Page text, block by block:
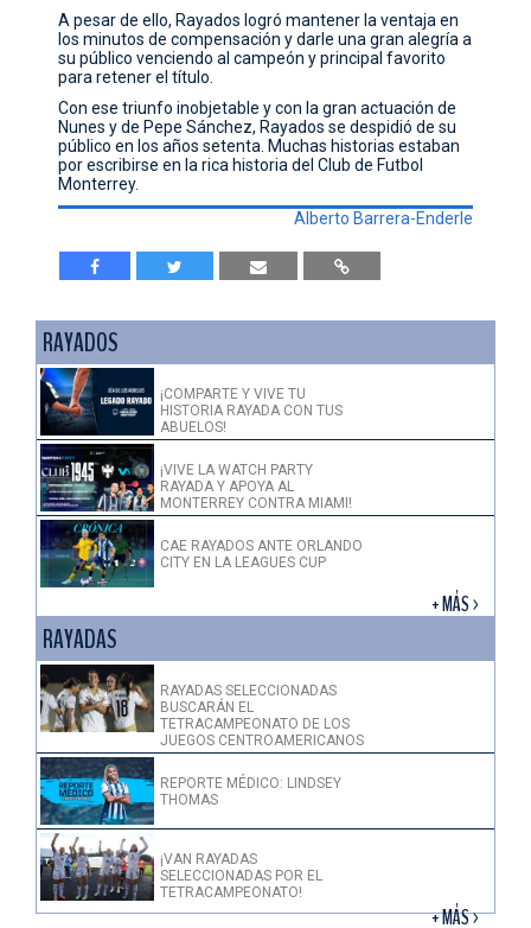
A pesar de ello, Rayados logró mantener la ventaja en
los minutos de compensación y darle una gran alegría a
su público venciendo al campeón y principal favorito
para retener el título.
Con ese triunfo inobjetable y con la gran actuación de
Nunes y de Pepe Sánchez, Rayados se despidió de su
público en los años setenta. Muchas historias estaban
por escribirse en la rica historia del Club de Futbol
Monterrey.
Alberto Barrera-Enderle
RAYADOS
¡COMPARTE Y VIVE TU
HISTORIA RAYADA CON TUS
ABUELOS!
¡VIVE LA WATCH PARTY
RAYADA Y APOYA AL
MONTERREY CONTRA MIAMI!
CAE RAYADOS ANTE ORLANDO
CITY EN LA LEAGUES CUP
+ MÁS >
RAYADAS
RAYADAS SELECCIONADAS
BUSCARÁN EL
TETRACAMPEONATO DE LOS
JUEGOS CENTROAMERICANOS
REPORTE MÉDICO: LINDSEY
THOMAS
¡VAN RAYADAS
SELECCIONADAS POR EL
TETRACAMPEONATO!
+ MÁS >